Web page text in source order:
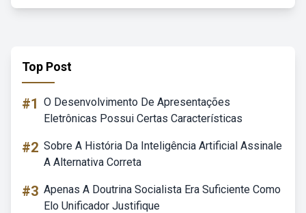
Top Post
#1 O Desenvolvimento De Apresentações
Eletrônicas Possui Certas Características
#2 Sobre A História Da Inteligência Artificial Assinale
A Alternativa Correta
#3 Apenas A Doutrina Socialista Era Suficiente Como
Elo Unificador Justifique